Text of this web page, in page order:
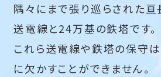
隅々にまで張り巡らされた
送電線と24万基の鉄塔です。
これら送電線や鉄塔の保守
に欠かすことができません。